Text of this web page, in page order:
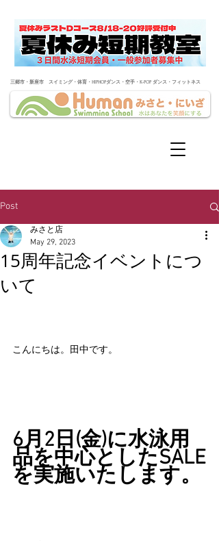
​三郷市・新座市 スイミング・体育・HIPHOPダンス・空手・K-POP ダンス・フィットネス
Post
15周年記念イベントにつ
いて
みさと店
May 29, 2023
こんにちは。田中です。
6月2日(金)に水泳用
品を中心としたSALE
を実施いたします。